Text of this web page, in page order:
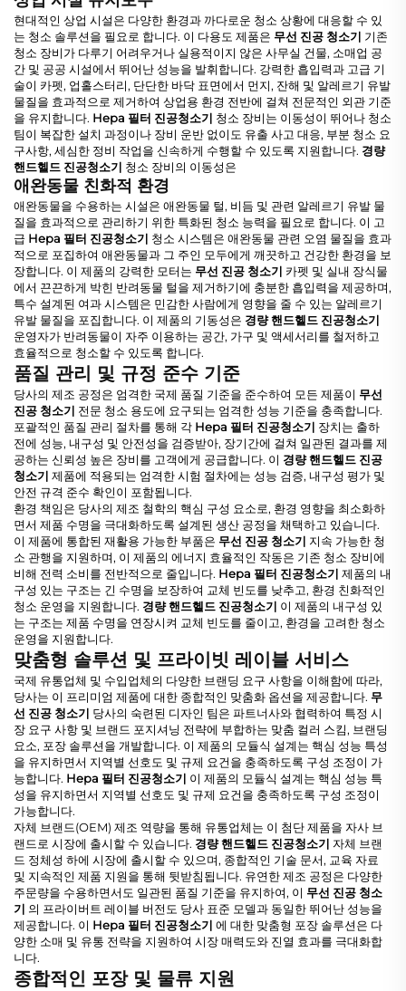
현대적인 상업 시설은 다양한 환경과 까다로운 청소 상황에 대응할 수 있
는 청소 솔루션을 필요로 합니다. 이 다용도 제품은 무선 진공 청소기 기존
청소 장비가 다루기 어려우거나 실용적이지 않은 사무실 건물, 소매업 공
간 및 공공 시설에서 뛰어난 성능을 발휘합니다. 강력한 흡입력과 고급 기
술이 카펫, 업홀스터리, 단단한 바닥 표면에서 먼지, 잔해 및 알레르기 유발
물질을 효과적으로 제거하여 상업용 환경 전반에 걸쳐 전문적인 외관 기준
을 유지합니다. Hepa 필터 진공청소기 청소 장비는 이동성이 뛰어나 청소
팀이 복잡한 설치 과정이나 장비 운반 없이도 유출 사고 대응, 부분 청소 요
구사항, 세심한 정비 작업을 신속하게 수행할 수 있도록 지원합니다. 경량
핸드헬드 진공청소기 청소 장비의 이동성은
애완동물 친화적 환경
애완동물을 수용하는 시설은 애완동물 털, 비듬 및 관련 알레르기 유발 물
질을 효과적으로 관리하기 위한 특화된 청소 능력을 필요로 합니다. 이 고
급 Hepa 필터 진공청소기 청소 시스템은 애완동물 관련 오염 물질을 효과
적으로 포집하여 애완동물과 그 주인 모두에게 깨끗하고 건강한 환경을 보
장합니다. 이 제품의 강력한 모터는 무선 진공 청소기 카펫 및 실내 장식물
에서 끈끈하게 박힌 반려동물 털을 제거하기에 충분한 흡입력을 제공하며,
특수 설계된 여과 시스템은 민감한 사람에게 영향을 줄 수 있는 알레르기
유발 물질을 포집합니다. 이 제품의 기동성은 경량 핸드헬드 진공청소기
운영자가 반려동물이 자주 이용하는 공간, 가구 및 액세서리를 철저하고
효율적으로 청소할 수 있도록 합니다.
품질 관리 및 규정 준수 기준
당사의 제조 공정은 엄격한 국제 품질 기준을 준수하여 모든 제품이 무선
진공 청소기 전문 청소 용도에 요구되는 엄격한 성능 기준을 충족합니다.
포괄적인 품질 관리 절차를 통해 각 Hepa 필터 진공청소기 장치는 출하
전에 성능, 내구성 및 안전성을 검증받아, 장기간에 걸쳐 일관된 결과를 제
공하는 신뢰성 높은 장비를 고객에게 공급합니다. 이 경량 핸드헬드 진공
청소기 제품에 적용되는 엄격한 시험 절차에는 성능 검증, 내구성 평가 및
안전 규격 준수 확인이 포함됩니다.
환경 책임은 당사의 제조 철학의 핵심 구성 요소로, 환경 영향을 최소화하
면서 제품 수명을 극대화하도록 설계된 생산 공정을 채택하고 있습니다.
이 제품에 통합된 재활용 가능한 부품은 무선 진공 청소기 지속 가능한 청
소 관행을 지원하며, 이 제품의 에너지 효율적인 작동은 기존 청소 장비에
비해 전력 소비를 전반적으로 줄입니다. Hepa 필터 진공청소기 제품의 내
구성 있는 구조는 긴 수명을 보장하여 교체 빈도를 낮추고, 환경 친화적인
청소 운영을 지원합니다. 경량 핸드헬드 진공청소기 이 제품의 내구성 있
는 구조는 제품 수명을 연장시켜 교체 빈도를 줄이고, 환경을 고려한 청소
운영을 지원합니다.
맞춤형 솔루션 및 프라이빗 레이블 서비스
국제 유통업체 및 수입업체의 다양한 브랜딩 요구 사항을 이해함에 따라,
당사는 이 프리미엄 제품에 대한 종합적인 맞춤화 옵션을 제공합니다. 무
선 진공 청소기 당사의 숙련된 디자인 팀은 파트너사와 협력하여 특정 시
장 요구 사항 및 브랜드 포지셔닝 전략에 부합하는 맞춤 컬러 스킴, 브랜딩
요소, 포장 솔루션을 개발합니다. 이 제품의 모듈식 설계는 핵심 성능 특성
을 유지하면서 지역별 선호도 및 규제 요건을 충족하도록 구성 조정이 가
능합니다. Hepa 필터 진공청소기 이 제품의 모듈식 설계는 핵심 성능 특
성을 유지하면서 지역별 선호도 및 규제 요건을 충족하도록 구성 조정이
가능합니다.
자체 브랜드(OEM) 제조 역량을 통해 유통업체는 이 첨단 제품을 자사 브
랜드로 시장에 출시할 수 있습니다. 경량 핸드헬드 진공청소기 자체 브랜
드 정체성 하에 시장에 출시할 수 있으며, 종합적인 기술 문서, 교육 자료
및 지속적인 제품 지원을 통해 뒷받침됩니다. 유연한 제조 공정은 다양한
주문량을 수용하면서도 일관된 품질 기준을 유지하여, 이 무선 진공 청소
기 의 프라이버트 레이블 버전도 당사 표준 모델과 동일한 뛰어난 성능을
제공합니다. 이 Hepa 필터 진공청소기 에 대한 맞춤형 포장 솔루션은 다
양한 소매 및 유통 전략을 지원하여 시장 매력도와 진열 효과를 극대화합
니다.
종합적인 포장 및 물류 지원